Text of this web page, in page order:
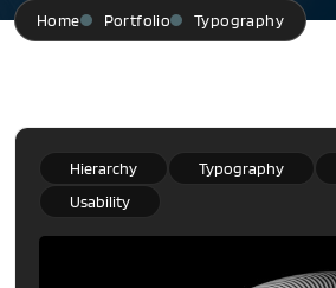
Home Portfolio Typography
Hierarchy Typography
Usability